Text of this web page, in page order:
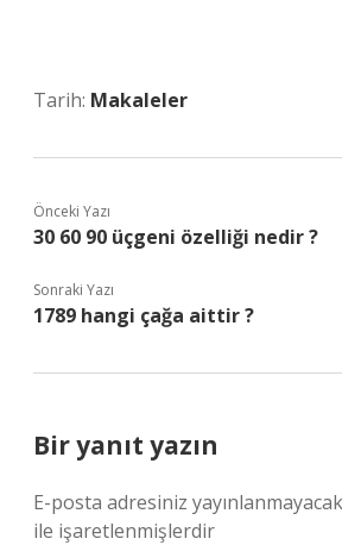
Tarih: Makaleler
Önceki Yazı
30 60 90 üçgeni özelliği nedir ?
Sonraki Yazı
1789 hangi çağa aittir ?
Bir yanıt yazın
E-posta adresiniz
ile işaretlenmişlerdir